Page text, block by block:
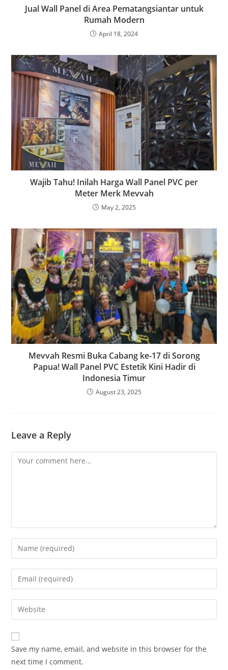
Jual Wall Panel di Area Pematangsiantar untuk
Rumah Modern
April 18, 2024
Wajib Tahu! Inilah Harga Wall Panel PVC per
Meter Merk Mevvah
May 2, 2025
Mevvah Resmi Buka Cabang ke-17 di Sorong
Papua! Wall Panel PVC Estetik Kini Hadir di
Indonesia Timur
August 23, 2025
Leave a Reply
Comment
Enter
your
name
comment
Enter
your
email
address
comment
Enter
your
website
URL
(optional)
Save my name, email, and website in this browser for the
next time I comment.